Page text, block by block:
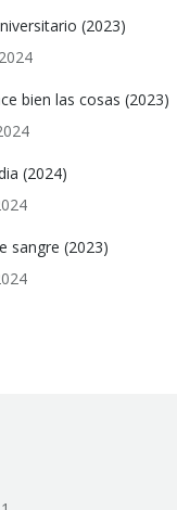
(2023)
bien las cosas (2023)
(2024)
sangre (2023)